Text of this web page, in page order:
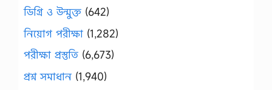
ডিগ্রি ও উন্মুক্ত (642)
নিয়োগ পরীক্ষা (1,282)
পরীক্ষা প্রস্তুতি (6,673)
প্রশ্ন সমাধান (1,940)